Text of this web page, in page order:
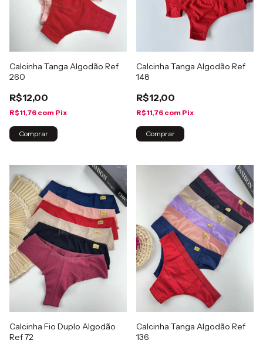
Calcinha Tanga Algodão Ref
260
R$12,00
R$11,76 com Pix
Comprar
Calcinha Tanga Algodão Ref
148
R$12,00
R$11,76 com Pix
Comprar
Calcinha Fio Duplo Algodão
Ref 72
Calcinha Tanga Algodão Ref
136